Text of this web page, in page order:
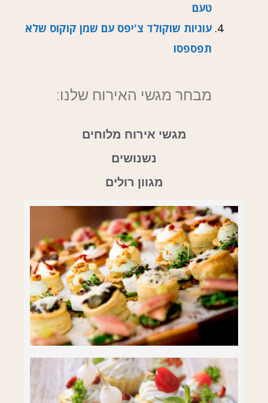
טעם
עוגיות שוקולד צ'יפס עם שמן קוקוס שלא
תפספסו
מבחר מגשי האירוח שלנו:
מגשי אירוח מלוחים
נשנושים
מגוון רולים